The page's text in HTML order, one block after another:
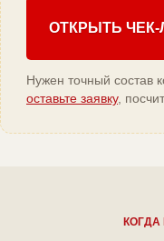
ОТКРЫТЬ ЧЕК-
Нужен точный состав
оставьте заявку,